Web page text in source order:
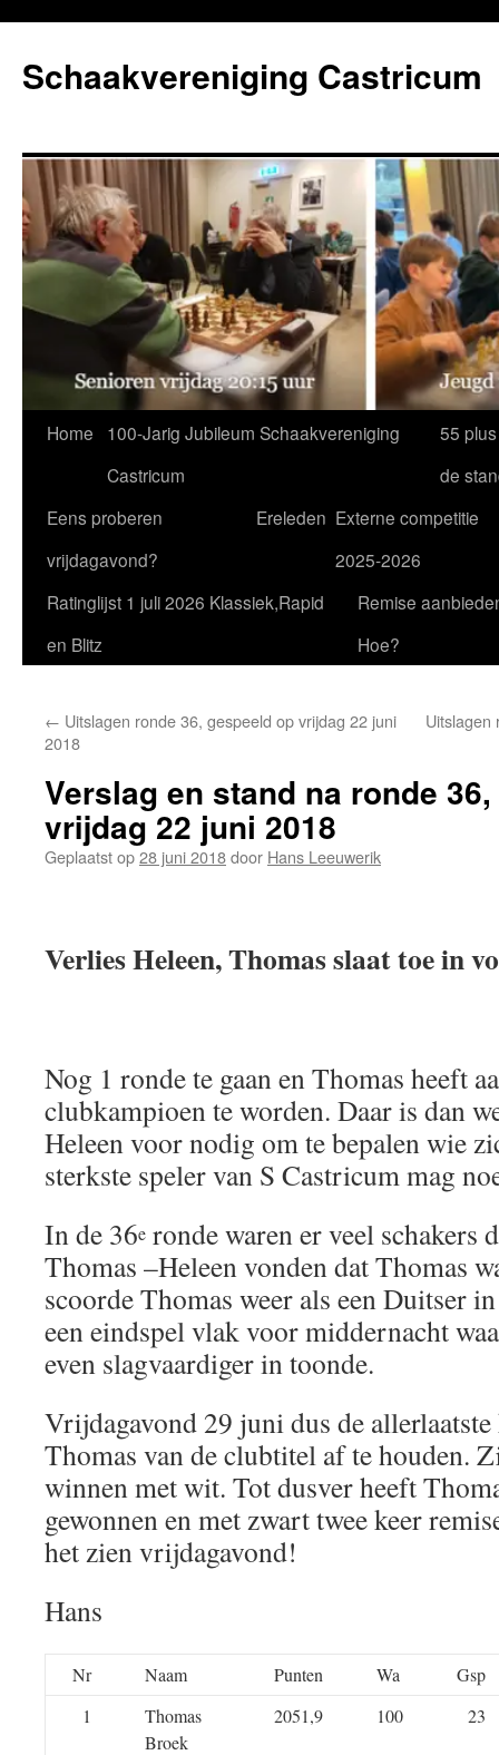
de
inhoud
Schaakvereniging Castricum
Home
100-Jarig Jubileum Schaakvereniging
Castricum
55
de
Eens proberen
vrijdagavond?
Ereleden Externe competitie
2025-2026
Ratinglijst 1 juli 2026 Klassiek,Rapid
en Blitz
Remise
Hoe?
← Uitslagen ronde 36, gespeeld op vrijdag 22 juni
2018
Uitslagen
Verslag en stand na ronde
vrijdag 22 juni 2018
Geplaatst op28 juni 2018door Hans Leeuwerik
Verlies Heleen, Thomas slaat toe in
Nog 1 ronde te gaan en Thomas heeft
clubkampioen te worden. Daar is dan
Heleen voor nodig om te bepalen wie
sterkste speler van S Castricum mag
In de 36e ronde waren er veel
Thomas –Heleen vonden dat Thomas
scoorde Thomas weer als een Duitser
een eindspel vlak voor middernacht
even slagvaardiger in toonde.
Vrijdagavond 29 juni dus de
Thomas van de clubtitel af te houden.
winnen met wit. Tot dusver heeft
gewonnen en met zwart twee keer
het zien vrijdagavond!
Hans
Nr Naam Punten Wa
Gsp
1
Thomas
Broek
2051,9 100 23